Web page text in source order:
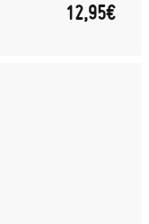
12,95€